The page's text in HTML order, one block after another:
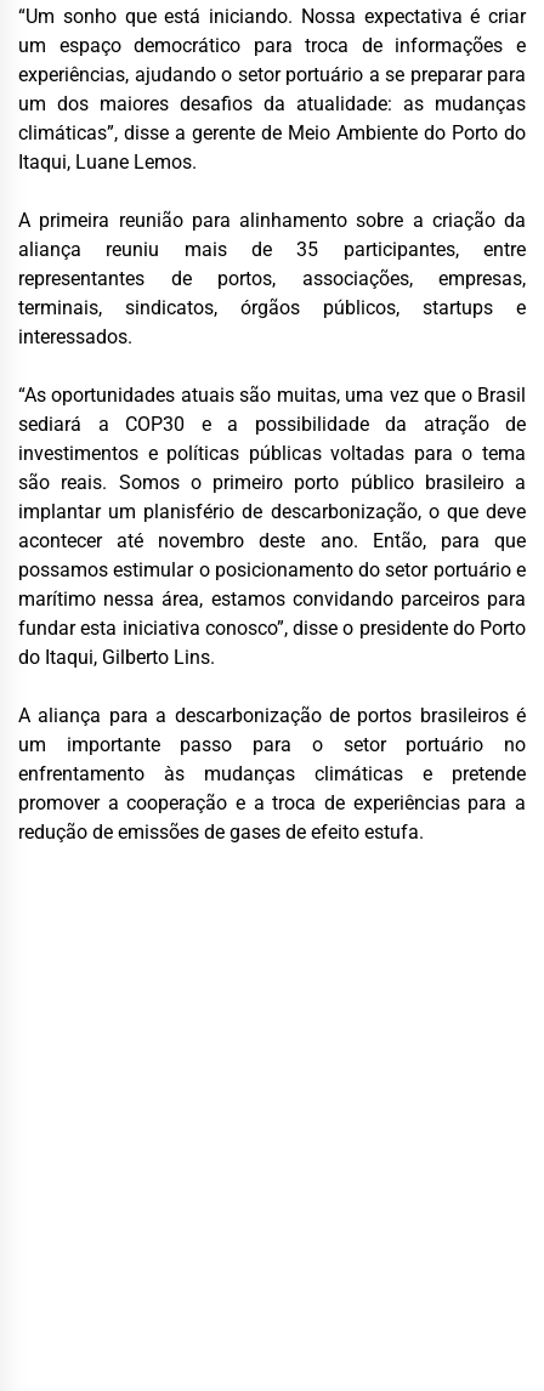
“Um sonho que está iniciando. Nossa expectativa é criar
um espaço democrático para troca de informações e
experiências, ajudando o setor portuário a se preparar para
um dos maiores desafios da atualidade: as mudanças
climáticas”, disse a gerente de Meio Ambiente do Porto do
Itaqui, Luane Lemos.
A primeira reunião para alinhamento sobre a criação da
aliança reuniu mais de 35 participantes, entre
representantes de portos, associações, empresas,
terminais, sindicatos, órgãos públicos, startups e
interessados.
“As oportunidades atuais são muitas, uma vez que o Brasil
sediará a COP30 e a possibilidade da atração de
investimentos e políticas públicas voltadas para o tema
são reais. Somos o primeiro porto público brasileiro a
implantar um planisfério de descarbonização, o que deve
acontecer até novembro deste ano. Então, para que
possamos estimular o posicionamento do setor portuário e
marítimo nessa área, estamos convidando parceiros para
fundar esta iniciativa conosco”, disse o presidente do Porto
do Itaqui, Gilberto Lins.
A aliança para a descarbonização de portos brasileiros é
um importante passo para o setor portuário no
enfrentamento às mudanças climáticas e pretende
promover a cooperação e a troca de experiências para a
redução de emissões de gases de efeito estufa.